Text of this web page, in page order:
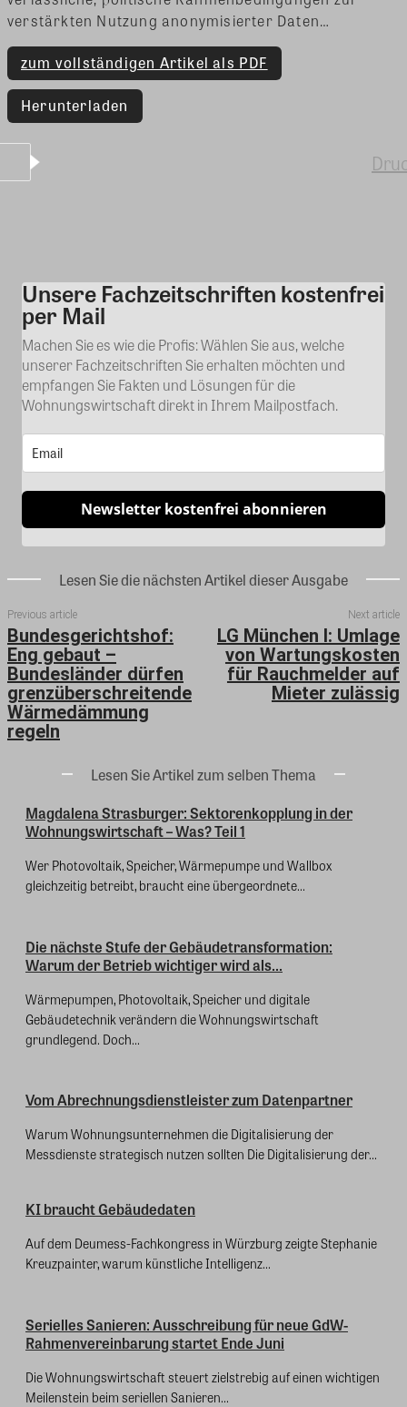
verstärkten Nutzung anonymisierter Daten…
zum vollständigen Artikel als PDF
Herunterladen
Kommentar
Unsere Fachzeitschriften kostenfrei
per Mail
Machen Sie es wie die Profis: Wählen Sie aus, welche
unserer Fachzeitschriften Sie erhalten möchten und
empfangen Sie Fakten und Lösungen für die
Wohnungswirtschaft direkt in Ihrem Mailpostfach.
Newsletter kostenfrei abonnieren
Lesen Sie die nächsten Artikel dieser Ausgabe
Previous article
Bundesgerichtshof:
Eng gebaut –
Bundesländer dürfen
grenzüberschreitende
Wärmedämmung
regeln
Next article
LG München I: Umlage
von Wartungskosten
für Rauchmelder auf
Mieter zulässig
Lesen Sie Artikel zum selben Thema
Magdalena Strasburger: Sektorenkopplung in der
Wohnungswirtschaft – Was? Teil 1
Wer Photovoltaik, Speicher, Wärmepumpe und Wallbox
gleichzeitig betreibt, braucht eine übergeordnete...
Die nächste Stufe der Gebäudetransformation:
Warum der Betrieb wichtiger wird als...
Wärmepumpen, Photovoltaik, Speicher und digitale
Gebäudetechnik verändern die Wohnungswirtschaft
grundlegend. Doch...
Vom Abrechnungsdienstleister zum Datenpartner
Warum Wohnungsunternehmen die Digitalisierung der
Messdienste strategisch nutzen sollten Die Digitalisierung der...
KI braucht Gebäudedaten
Auf dem Deumess-Fachkongress in Würzburg zeigte Stephanie
Kreuzpainter, warum künstliche Intelligenz...
Serielles Sanieren: Ausschreibung für neue GdW-
Rahmenvereinbarung startet Ende Juni
Die Wohnungswirtschaft steuert zielstrebig auf einen wichtigen
Meilenstein beim seriellen Sanieren...